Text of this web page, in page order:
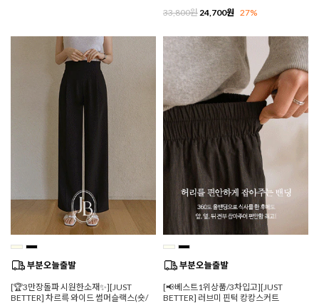
33,800원24,700원 27%
[🏆3만장돌파 시원한소재✨][JUST
BETTER] 차르륵 와이드 썸머슬랙스(숏/
[📢베스트1위상품/3차입고][JUST
BETTER] 러브미 핀턱 캉캉스커트